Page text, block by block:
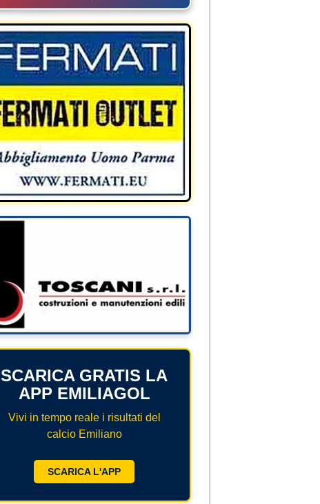
SCARICA GRATIS LA
APP EMILIAGOL
Vivi in tempo reale i risultati del
calcio Emiliano
SCARICA L'APP